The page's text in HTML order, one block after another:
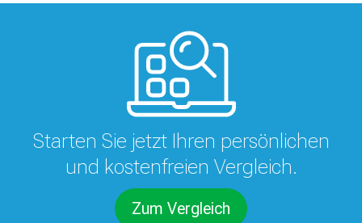
Starten Sie jetzt Ihren persönlichen
und kostenfreien Vergleich.
Zum Vergleich